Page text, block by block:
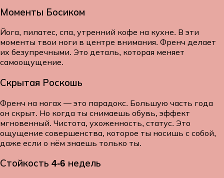
Моменты Босиком
Йога, пилатес, спа, утренний кофе на кухне. В эти
моменты твои ноги в центре внимания. Френч делает
их безупречными. Это деталь, которая меняет
самоощущение.
Скрытая Роскошь
Френч на ногах — это парадокс. Большую часть года
он скрыт. Но когда ты снимаешь обувь, эффект
мгновенный. Чистота, ухоженность, статус. Это
ощущение совершенства, которое ты носишь с собой,
даже если о нём знаешь только ты.
Стойкость 4-6 недель